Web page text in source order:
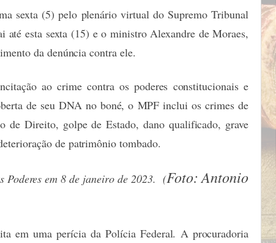
sexta (5) pelo plenário virtual do Supremo Tribunal
até esta sexta (15) e o ministro Alexandre de Moraes,
da denúncia contra ele.
ao crime contra os poderes constitucionais e
de seu DNA no boné, o MPF inclui os crimes de
de Direito, golpe de Estado, dano qualificado, grave
de patrimônio tombado.
Poderes em 8 de janeiro de 2023. (Foto: Antonio
em uma perícia da Polícia Federal. A procuradoria